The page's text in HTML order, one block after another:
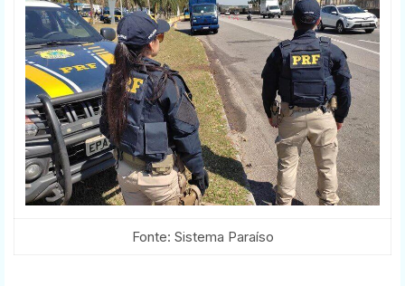
Fonte: Sistema Paraíso